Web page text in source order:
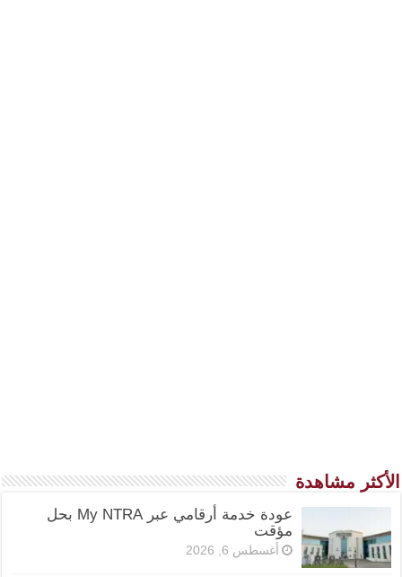
الأكثر مشاهدة
عودة خدمة أرقامي عبر My NTRA بحل
مؤقت
أغسطس 6, 2026